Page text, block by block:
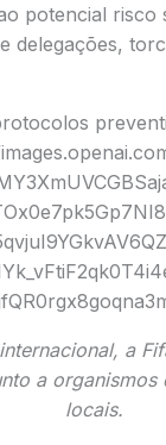
potencial risco
delegações,
a
a
locais.